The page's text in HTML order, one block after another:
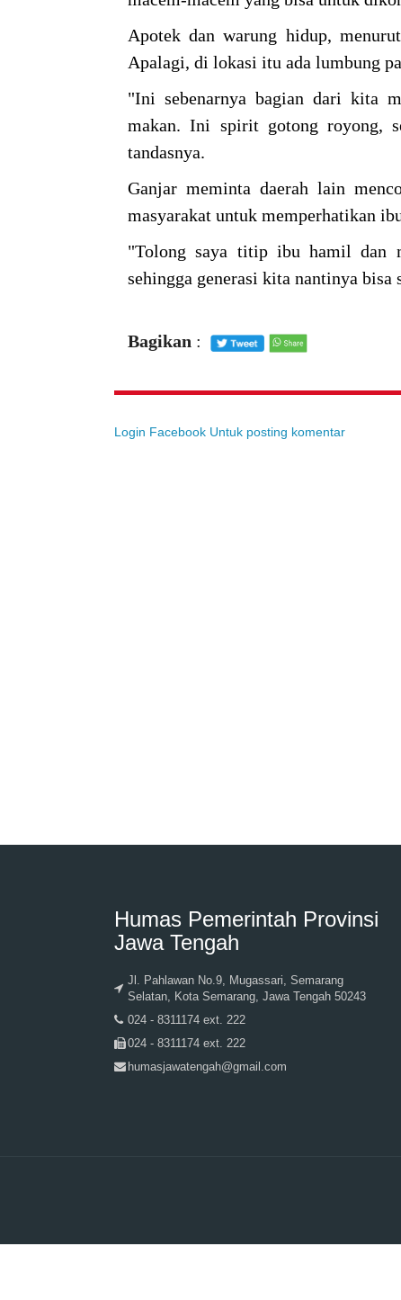
Apotek dan warung hidup,
Apalagi, di lokasi itu ada lumbung
"Ini sebenarnya bagian dari kita
makan. Ini spirit gotong royong,
tandasnya.
Ganjar meminta daerah lain
masyarakat untuk memperhatikan
"Tolong saya titip ibu hamil dan
sehingga generasi kita nantinya bisa
Bagikan :
Login Facebook Untuk posting komentar
Humas Pemerintah Provinsi
Jawa Tengah
Jl. Pahlawan No.9, Mugassari, Semarang
Selatan, Kota Semarang, Jawa Tengah 50243
024 - 8311174 ext. 222
024 - 8311174 ext. 222
humasjawatengah@gmail.com